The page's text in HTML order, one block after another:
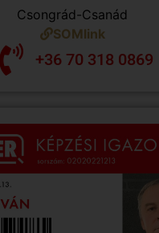
Csongrád-Csanád
SOMlink
+36 70 318 0869